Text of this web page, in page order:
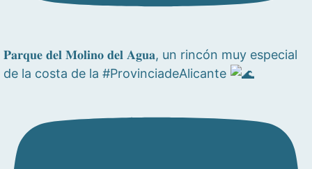
𝐏𝐚𝐫𝐪𝐮𝐞 𝐝𝐞𝐥 𝐌𝐨𝐥𝐢𝐧𝐨 𝐝𝐞𝐥 𝐀𝐠𝐮𝐚, un rincón muy especial
de la costa de la #ProvinciadeAlicante